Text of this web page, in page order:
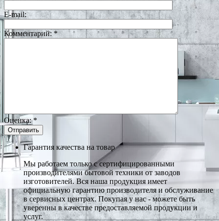
E-mail:
Комментарий: *
Оценка:*
Гарантия качества на товар
Мы работаем только с сертифицированными
производителями бытовой техники от заводов
изготовителей. Вся наша продукция имеет
официальную гарантию производителя и обслуживание
в сервисных центрах. Покупая у нас - можете быть
уверенны в качестве предоставляемой продукции и
услуг.